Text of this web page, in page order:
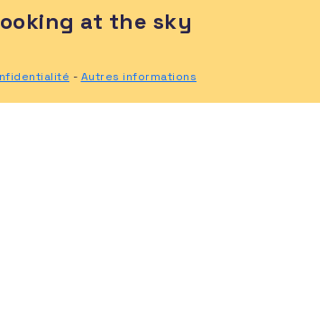
at the sky
- Autres informations